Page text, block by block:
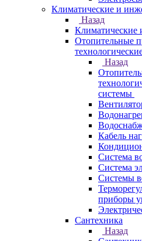
Климатические и
Назад
Климатические
Отопительные
Назад
системы
Кабель
Система
Система
Системы
приборы
Сантехника
Назад